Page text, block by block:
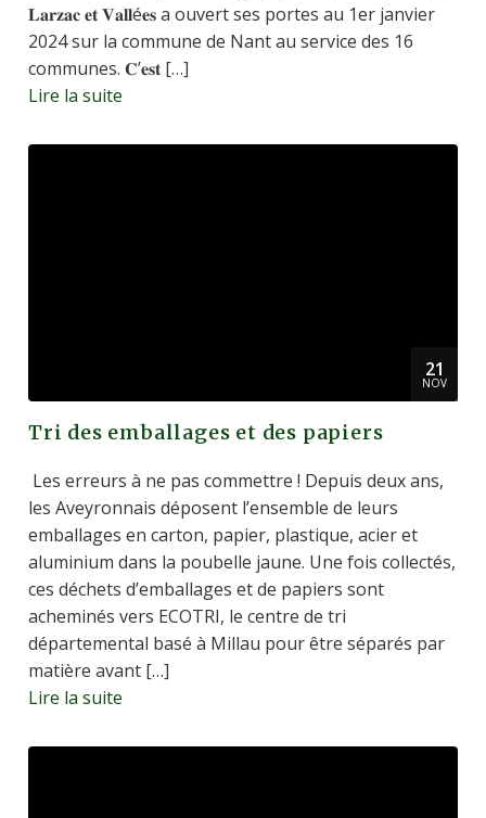
𝐋𝐚𝐫𝐳𝐚𝐜 𝐞𝐭 𝐕𝐚𝐥𝐥é𝐞𝐬 a ouvert ses portes au 1er janvier
2024 sur la commune de Nant au service des 16
communes. 𝐂’𝐞𝐬𝐭 […]
Lire la suite
21
NOV
Tri des emballages et des papiers
Les erreurs à ne pas commettre ! Depuis deux ans,
les Aveyronnais déposent l’ensemble de leurs
emballages en carton, papier, plastique, acier et
aluminium dans la poubelle jaune. Une fois collectés,
ces déchets d’emballages et de papiers sont
acheminés vers ECOTRI, le centre de tri
départemental basé à Millau pour être séparés par
matière avant […]
Lire la suite